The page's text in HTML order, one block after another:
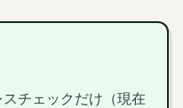
チェックだけ（現在